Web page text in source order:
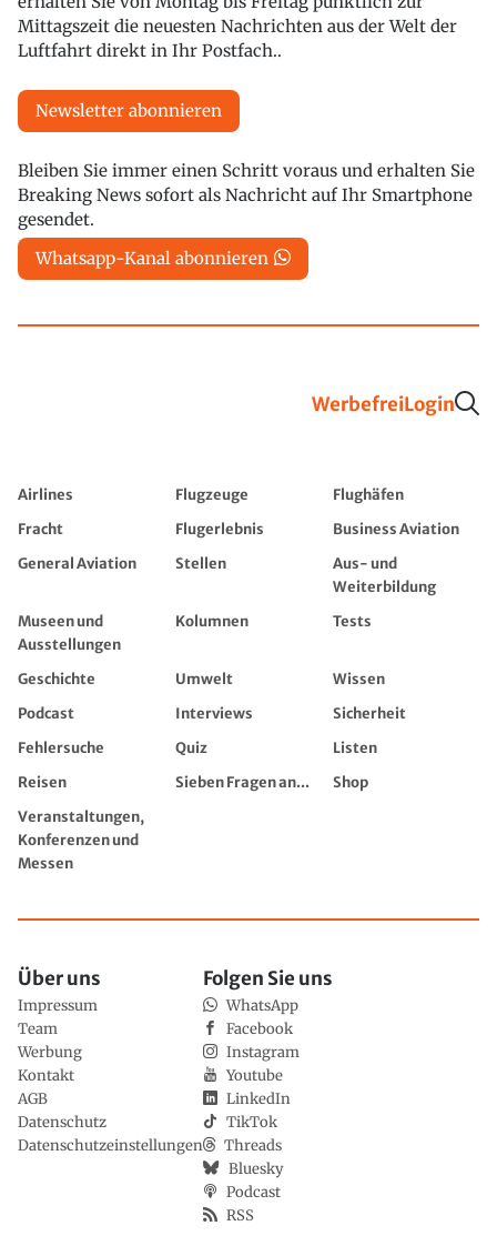
Mittagszeit die neuesten Nachrichten aus der Welt der
Luftfahrt direkt in Ihr Postfach..
Newsletter abonnieren
Bleiben Sie immer einen Schritt voraus und erhalten Sie
Breaking News sofort als Nachricht auf Ihr Smartphone
gesendet.
Whatsapp-Kanal abonnieren
WerbefreiLogin
Airlines Flugzeuge
Flughäfen
Fracht
Flugerlebnis
Business Aviation
General Aviation
Stellen
Aus- und
Weiterbildung
Museen und
Ausstellungen
Kolumnen Tests
Geschichte Umwelt
Wissen
Podcast
Interviews
Sicherheit
Fehlersuche
Quiz
Listen
Reisen
Sieben Fragen an...
Shop
Veranstaltungen,
Konferenzen und
Messen
Über uns
Impressum
Team
Werbung
Kontakt
AGB
Datenschutz
Datenschutzeinstellungen
Folgen Sie uns
WhatsApp
Facebook
Instagram
Youtube
LinkedIn
TikTok
Threads
Bluesky
Podcast
RSS